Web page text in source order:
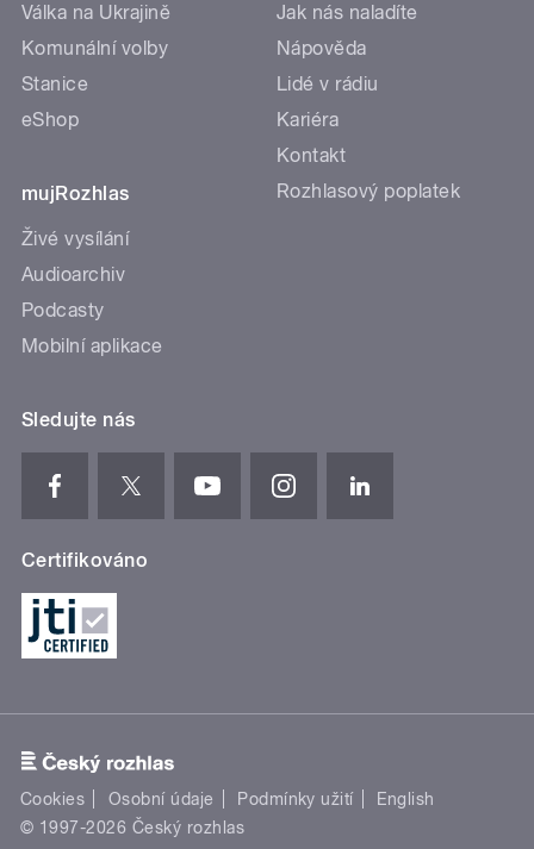
Válka na Ukrajině
Komunální volby
Stanice
eShop
mujRozhlas
Živé vysílání
Audioarchiv
Podcasty
Mobilní aplikace
Jak nás naladíte
Nápověda
Lidé v rádiu
Kariéra
Kontakt
Rozhlasový poplatek
Sledujte nás
Certifikováno
Cookies Osobní údaje Podmínky užití
English
© 1997-2026 Český rozhlas